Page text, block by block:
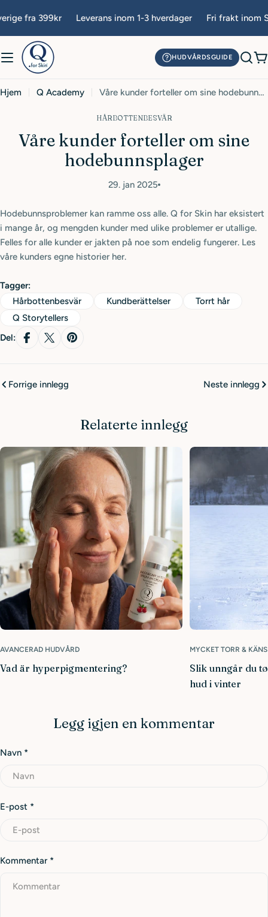
til
innhold
fra 399kr Leverans inom 1-3 hverdager Fri frakt inom
HUDVÅRDSGUIDE
Hjem Q Academy Våre kunder forteller om sine hodebunnsplager
HÅRBOTTENBESVÄR
Våre kunder forteller om sine
hodebunnsplager
29. jan 2025
Hodebunnsproblemer kan ramme oss alle. Q for Skin har eksistert
i mange år, og mengden kunder med ulike problemer er utallige.
Felles for alle kunder er jakten på noe som endelig fungerer. Les
våre kunders egne historier her.
Tagger:
Hårbottenbesvär
Kundberättelser
Torrt hår
Q Storytellers
Del:
Forrige innlegg Neste innlegg
Relaterte innlegg
AVANCERAD HUDVÅRD
Vad är hyperpigmentering?
MYCKET TORR &
Slik unngår du
hud i vinter
Legg igjen en kommentar
Navn *
E-post *
Kommentar *